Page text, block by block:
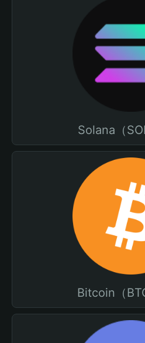
Solana（
Bitcoin（